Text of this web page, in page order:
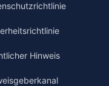
Hinweis